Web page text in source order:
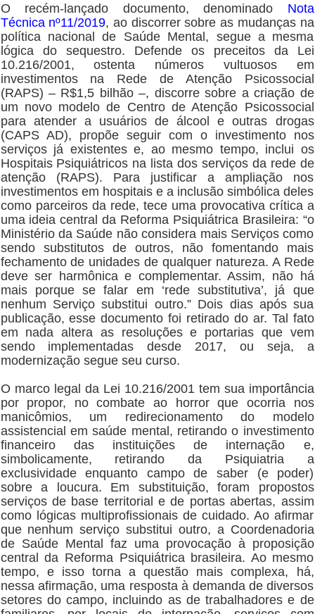
O recém-lançado documento, denominado Nota
Técnica nº11/2019, ao discorrer sobre as mudanças na
política nacional de Saúde Mental, segue a mesma
lógica do sequestro. Defende os preceitos da Lei
10.216/2001, ostenta números vultuosos em
investimentos na Rede de Atenção Psicossocial
(RAPS) – R$1,5 bilhão –, discorre sobre a criação de
um novo modelo de Centro de Atenção Psicossocial
para atender a usuários de álcool e outras drogas
(CAPS AD), propõe seguir com o investimento nos
serviços já existentes e, ao mesmo tempo, inclui os
Hospitais Psiquiátricos na lista dos serviços da rede de
atenção (RAPS). Para justificar a ampliação nos
investimentos em hospitais e a inclusão simbólica deles
como parceiros da rede, tece uma provocativa crítica a
uma ideia central da Reforma Psiquiátrica Brasileira: “o
Ministério da Saúde não considera mais Serviços como
sendo substitutos de outros, não fomentando mais
fechamento de unidades de qualquer natureza. A Rede
deve ser harmônica e complementar. Assim, não há
mais porque se falar em ‘rede substitutiva’, já que
nenhum Serviço substitui outro.” Dois dias após sua
publicação, esse documento foi retirado do ar. Tal fato
em nada altera as resoluções e portarias que vem
sendo implementadas desde 2017, ou seja, a
modernização segue seu curso.
O marco legal da Lei 10.216/2001 tem sua importância
por propor, no combate ao horror que ocorria nos
manicômios, um redirecionamento do modelo
assistencial em saúde mental, retirando o investimento
financeiro das instituições de internação e,
simbolicamente, retirando da Psiquiatria a
exclusividade enquanto campo de saber (e poder)
sobre a loucura. Em substituição, foram propostos
serviços de base territorial e de portas abertas, assim
como lógicas multiprofissionais de cuidado. Ao afirmar
que nenhum serviço substitui outro, a Coordenadoria
de Saúde Mental faz uma provocação à proposição
central da Reforma Psiquiátrica brasileira. Ao mesmo
tempo, e isso torna a questão mais complexa, há,
nessa afirmação, uma resposta à demanda de diversos
setores do campo, incluindo as de trabalhadores e de